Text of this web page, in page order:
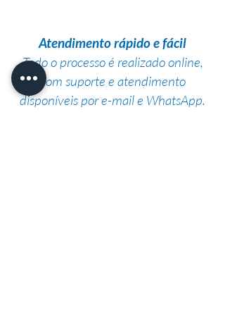
Atendimento rápido e fácil
Todo o processo é realizado online,
com suporte e atendimento
disponíveis por e-mail e WhatsApp.